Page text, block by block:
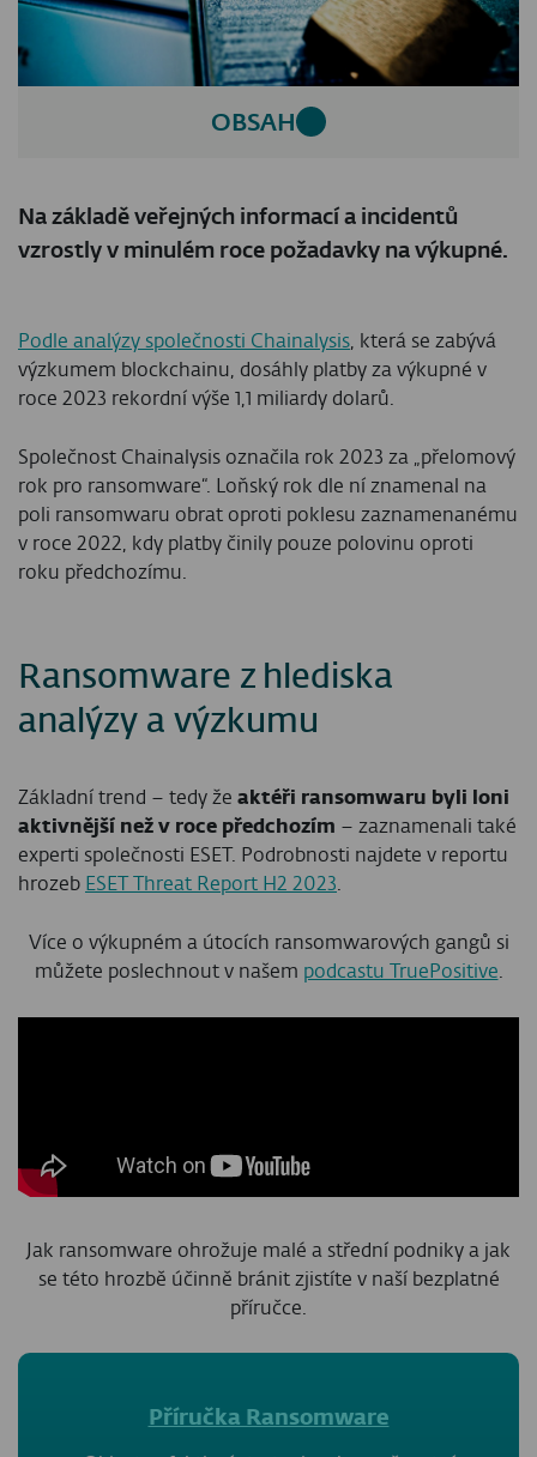
OBSAH
Na základě veřejných informací a incidentů
vzrostly v minulém roce požadavky na výkupné.
Podle analýzy společnosti Chainalysis , která se zabývá
výzkumem blockchainu, dosáhly platby za výkupné v
roce 2023 rekordní výše 1,1 miliardy dolarů.
Společnost Chainalysis označila rok 2023 za „přelomový
rok pro ransomware“. Loňský rok dle ní znamenal na
poli ransomwaru obrat oproti poklesu zaznamenanému
v roce 2022, kdy platby činily pouze polovinu oproti
roku předchozímu.
Ransomware z hlediska
analýzy a výzkumu
Základní trend – tedy že aktéři ransomwaru byli loni
aktivnější než v roce předchozím – zaznamenali také
experti společnosti ESET. Podrobnosti najdete v reportu
hrozeb ESET Threat Report H2 2023
Více o výkupném a útocích ransomwarových gangů si
můžete poslechnout v našem podcastu TruePositive.
Jak ransomware ohrožuje malé a střední podniky a jak
se této hrozbě účinně bránit zjistíte v naší bezplatné
příručce.
Příručka Ransomware